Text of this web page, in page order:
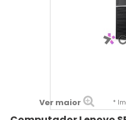
Ver maior *